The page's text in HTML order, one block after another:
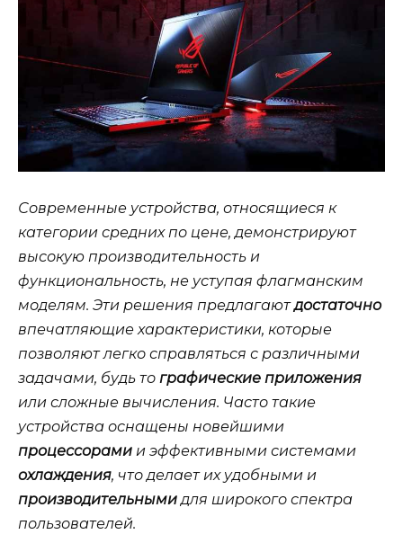
Современные устройства, относящиеся к
категории средних по цене, демонстрируют
высокую производительность и
функциональность, не уступая флагманским
моделям. Эти решения предлагаютдостаточно
впечатляющие характеристики, которые
позволяют легко справляться с различными
задачами, будь то графические приложения
или сложные вычисления. Часто такие
устройства оснащены новейшими
процессорами и эффективными системами
охлаждения, что делает их удобными и
производительнымидля широкого спектра
пользователей.